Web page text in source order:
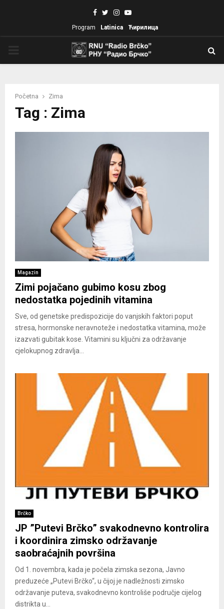
Facebook
TwitterInstagram
Youtube
Program Latinica Ћирилица
Početna Zima
Tag : Zima
Magazin
Zimi pojačano gubimo kosu zbog
nedostatka pojedinih vitamina
Sve, od genetske predispozicije do vanjskih faktori poput
stresa, hormonske neravnoteže i nedostatka vitamina, može
izazvati gubitak kose. Vitamini su ključni za održavanje
cjelokupnog zdravlja...
Brčko
JP ”Putevi Brčko” svakodnevno kontrolira
i koordinira zimsko održavanje
saobraćajnih površina
Od 1. novembra, kada je počela zimska sezona, Javno
preduzeće „Putevi Brčko“, u čijoj je nadležnosti zimsko
održavanje puteva, svakodnevno kontroliše područje cijelog
distrikta u...